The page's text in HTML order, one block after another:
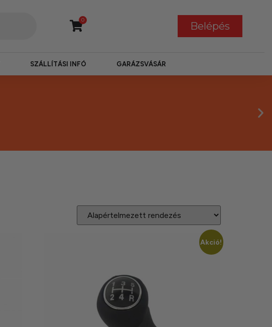
0
Belépés
SZÁLLÍTÁSI INFÓ GARÁZSVÁSÁR
Akció!